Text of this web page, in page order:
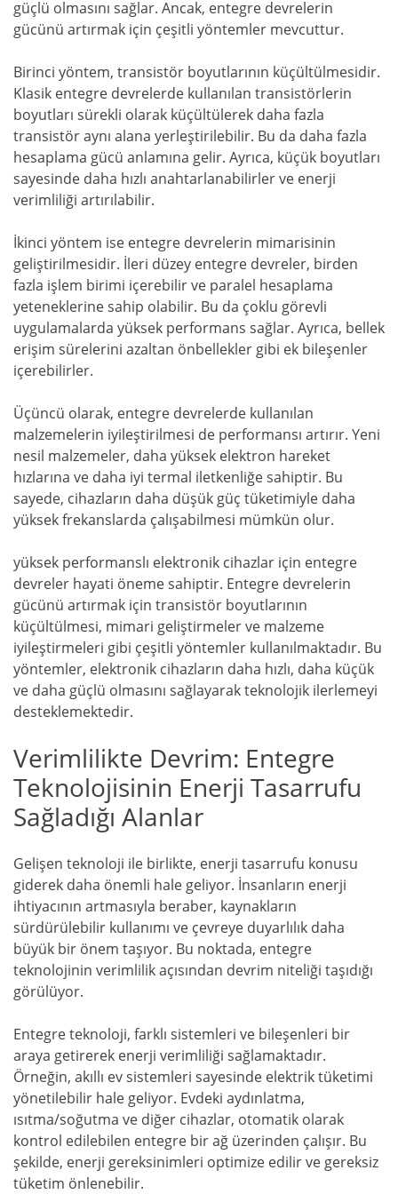
güçlü olmasını sağlar. Ancak, entegre devrelerin
gücünü artırmak için çeşitli yöntemler mevcuttur.
Birinci yöntem, transistör boyutlarının küçültülmesidir.
Klasik entegre devrelerde kullanılan transistörlerin
boyutları sürekli olarak küçültülerek daha fazla
transistör aynı alana yerleştirilebilir. Bu da daha fazla
hesaplama gücü anlamına gelir. Ayrıca, küçük boyutları
sayesinde daha hızlı anahtarlanabilirler ve enerji
verimliliği artırılabilir.
İkinci yöntem ise entegre devrelerin mimarisinin
geliştirilmesidir. İleri düzey entegre devreler, birden
fazla işlem birimi içerebilir ve paralel hesaplama
yeteneklerine sahip olabilir. Bu da çoklu görevli
uygulamalarda yüksek performans sağlar. Ayrıca, bellek
erişim sürelerini azaltan önbellekler gibi ek bileşenler
içerebilirler.
Üçüncü olarak, entegre devrelerde kullanılan
malzemelerin iyileştirilmesi de performansı artırır. Yeni
nesil malzemeler, daha yüksek elektron hareket
hızlarına ve daha iyi termal iletkenliğe sahiptir. Bu
sayede, cihazların daha düşük güç tüketimiyle daha
yüksek frekanslarda çalışabilmesi mümkün olur.
yüksek performanslı elektronik cihazlar için entegre
devreler hayati öneme sahiptir. Entegre devrelerin
gücünü artırmak için transistör boyutlarının
küçültülmesi, mimari geliştirmeler ve malzeme
iyileştirmeleri gibi çeşitli yöntemler kullanılmaktadır. Bu
yöntemler, elektronik cihazların daha hızlı, daha küçük
ve daha güçlü olmasını sağlayarak teknolojik ilerlemeyi
desteklemektedir.
Verimlilikte Devrim: Entegre
Teknolojisinin Enerji Tasarrufu
Sağladığı Alanlar
Gelişen teknoloji ile birlikte, enerji tasarrufu konusu
giderek daha önemli hale geliyor. İnsanların enerji
ihtiyacının artmasıyla beraber, kaynakların
sürdürülebilir kullanımı ve çevreye duyarlılık daha
büyük bir önem taşıyor. Bu noktada, entegre
teknolojinin verimlilik açısından devrim niteliği taşıdığı
görülüyor.
Entegre teknoloji, farklı sistemleri ve bileşenleri bir
araya getirerek enerji verimliliği sağlamaktadır.
Örneğin, akıllı ev sistemleri sayesinde elektrik tüketimi
yönetilebilir hale geliyor. Evdeki aydınlatma,
ısıtma/soğutma ve diğer cihazlar, otomatik olarak
kontrol edilebilen entegre bir ağ üzerinden çalışır. Bu
şekilde, enerji gereksinimleri optimize edilir ve gereksiz
tüketim önlenebilir.